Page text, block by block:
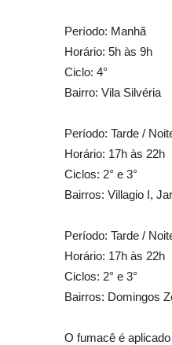
Período: Manhã
Horário: 5h às 9h
Ciclo: 4°
Bairro: Vila Silvéria
Período: Tarde /
Horário: 17h às 22h
Ciclos: 2° e 3°
Bairros: Villagio I,
Período: Tarde /
Horário: 17h às 22h
Ciclos: 2° e 3°
Bairros: Domingos
O fumacê é